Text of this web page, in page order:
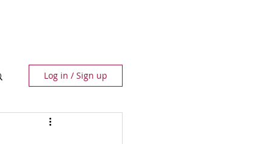
Log in / Sign up